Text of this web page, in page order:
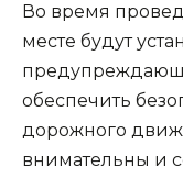
Во время
месте будут
обеспечить
дорожного
внимательны и